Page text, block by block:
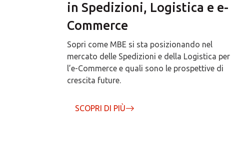
in Spedizioni, Logistica e e-
Commerce
Sopri come MBE si sta posizionando nel
mercato delle Spedizioni e della Logistica per
l’e-Commerce e quali sono le prospettive di
crescita future.
SCOPRI DI PIÙ